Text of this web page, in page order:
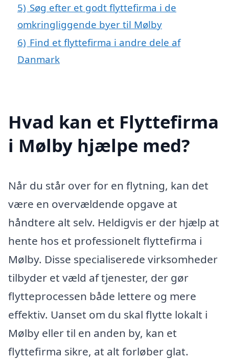
5) Søg efter et godt flyttefirma i de
omkringliggende byer til Mølby
6) Find et flyttefirma i andre dele af
Danmark
Hvad kan et Flyttefirma
i Mølby hjælpe med?
Når du står over for en flytning, kan det
være en overvældende opgave at
håndtere alt selv. Heldigvis er der hjælp at
hente hos et professionelt flyttefirma i
Mølby. Disse specialiserede virksomheder
tilbyder et væld af tjenester, der gør
flytteprocessen både lettere og mere
effektiv. Uanset om du skal flytte lokalt i
Mølby eller til en anden by, kan et
flyttefirma sikre, at alt forløber glat.